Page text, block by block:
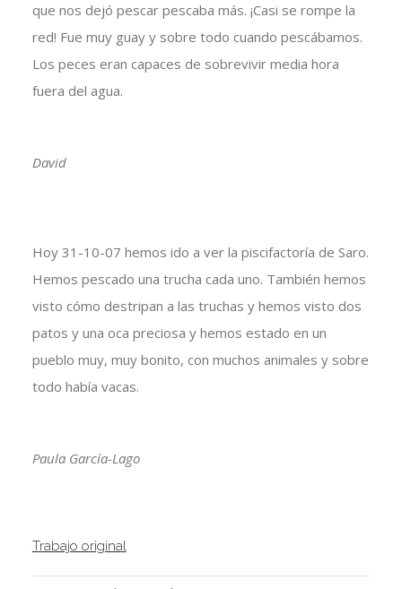
que nos dejó pescar pescaba más. ¡Casi se rompe la
red! Fue muy guay y sobre todo cuando pescábamos.
Los peces eran capaces de sobrevivir media hora
fuera del agua.
David
Hoy 31-10-07 hemos ido a ver la piscifactoría de Saro.
Hemos pescado una trucha cada uno. También hemos
visto cómo destripan a las truchas y hemos visto dos
patos y una oca preciosa y hemos estado en un
pueblo muy, muy bonito, con muchos animales y sobre
todo había vacas.
Paula García-Lago
Trabajo original